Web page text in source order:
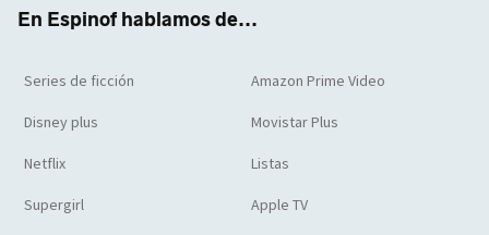
En Espinof hablamos de...
Series de ficción Amazon Prime Video
Disney plus Movistar Plus
Netflix Listas
Supergirl Apple TV